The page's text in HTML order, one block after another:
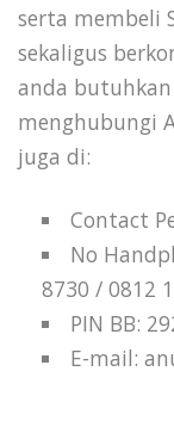
serta membeli
sekaligus
anda
menghubungi
juga di:
Contact
No
8730 / 0812
PIN BB:
E-mail: